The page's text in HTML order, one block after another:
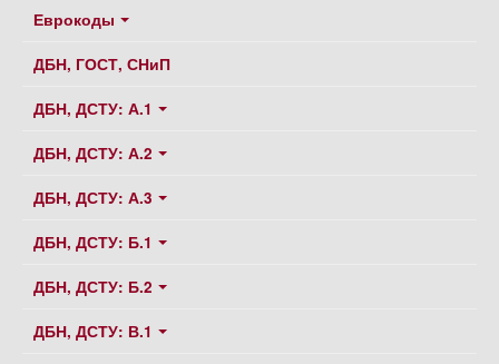
Еврокоды
ДБН, ГОСТ, СНиП
ДБН, ДСТУ: А.1
ДБН, ДСТУ: А.2
ДБН, ДСТУ: А.3
ДБН, ДСТУ: Б.1
ДБН, ДСТУ: Б.2
ДБН, ДСТУ: В.1